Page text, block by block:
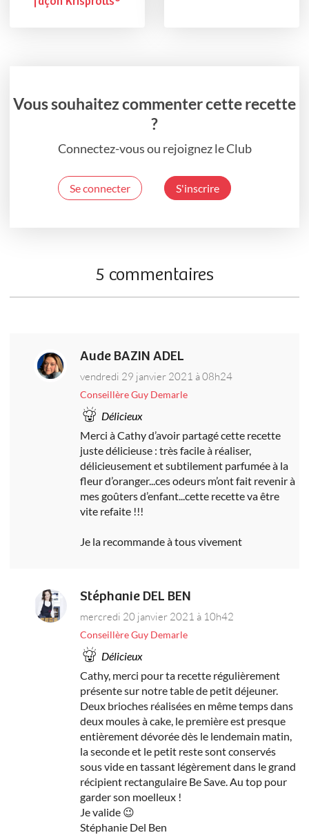
Vous souhaitez commenter cette recette
?
Connectez-vous ou rejoignez le Club
Se connecter S'inscrire
5 commentaires
Aude BAZIN ADEL
vendredi 29 janvier 2021 à 08h24
Conseillère Guy Demarle
Délicieux
Merci à Cathy d’avoir partagé cette recette
juste délicieuse : très facile à réaliser,
délicieusement et subtilement parfumée à la
fleur d’oranger...ces odeurs m’ont fait revenir à
mes goûters d’enfant...cette recette va être
vite refaite !!!
Je la recommande à tous vivement
Stéphanie DEL BEN
mercredi 20 janvier 2021 à 10h42
Conseillère Guy Demarle
Délicieux
Cathy, merci pour ta recette régulièrement
présente sur notre table de petit déjeuner.
Deux brioches réalisées en même temps dans
deux moules à cake, le première est presque
entièrement dévorée dès le lendemain matin,
la seconde et le petit reste sont conservés
sous vide en tassant légèrement dans le grand
récipient rectangulaire Be Save. Au top pour
garder son moelleux !
Je valide 😉
Stéphanie Del Ben